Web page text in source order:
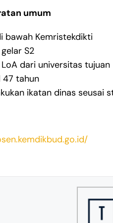
umum
bawah Kemristekdikti
S2
dari universitas tujuan
47 tahun
ikatan dinas seusai